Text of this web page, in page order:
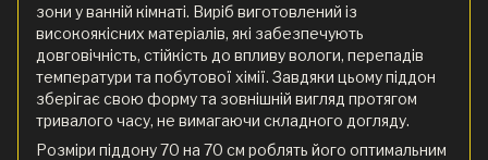
зони у ванній кімнаті. Виріб виготовлений із
високоякісних матеріалів, які забезпечують
довговічність, стійкість до впливу вологи, перепадів
температури та побутової хімії. Завдяки цьому піддон
зберігає свою форму та зовнішній вигляд протягом
тривалого часу, не вимагаючи складного догляду.
Розміри піддону 70 на 70 см роблять його оптимальним